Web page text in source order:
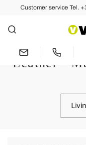
Customer service Tel.
Chair
Folding
Leather -